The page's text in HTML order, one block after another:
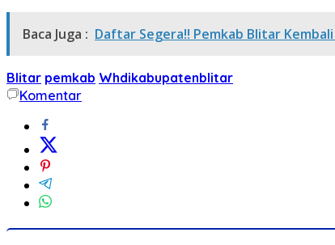
Baca Juga : Daftar Segera!! Pemkab Blitar
Blitar pemkab Whdikabupatenblitar
Komentar